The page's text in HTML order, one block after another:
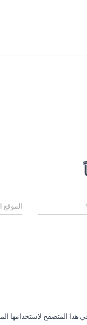
الموقع
هذا المتصفح لاستخدامها